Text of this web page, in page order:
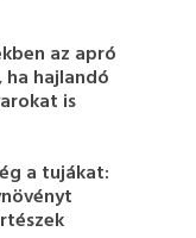
az apró
hajlandó
is
a tujákat: